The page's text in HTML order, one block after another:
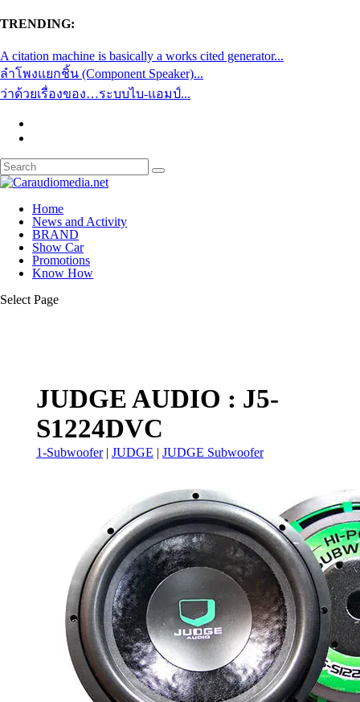
TRENDING:
A citation machine is basically a works cited generator...
ลำโพงแยกชิ้น (Component Speaker)...
ว่าด้วยเรื่องของ…ระบบไบ-แอมป์...
Home
News and Activity
BRAND
Show Car
Promotions
Know How
Select Page
JUDGE AUDIO : J5-
S1224DVC
1-Subwoofer| JUDGE | JUDGE Subwoofer